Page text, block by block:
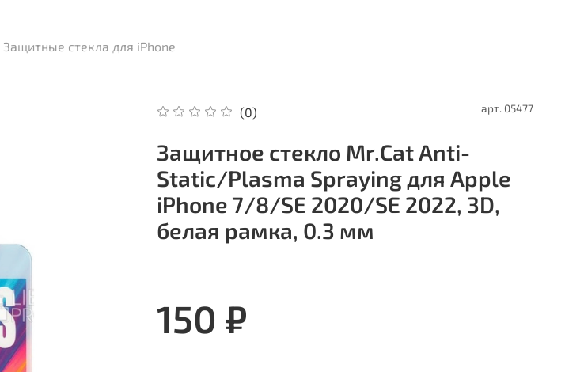
Защитные стекла для iPhone
(0) арт. 05477
Защитное стекло Mr.Cat Anti-
Static/Plasma Spraying для Apple
iPhone 7/8/SE 2020/SE 2022, 3D,
белая рамка, 0.3 мм
150 ₽